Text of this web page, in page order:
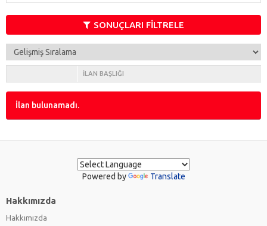
Şalgam & Şerbet
SONUÇLARI FİLTRELE
İLAN BAŞLIĞI
İlan bulunamadı.
Powered by Translate
Hakkımızda
Hakkımızda